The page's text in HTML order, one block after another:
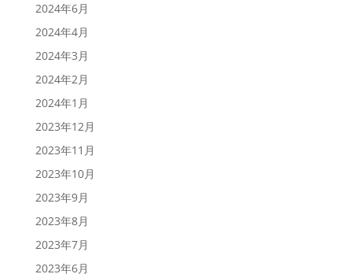
2024年6月
2024年4月
2024年3月
2024年2月
2024年1月
2023年12月
2023年11月
2023年10月
2023年9月
2023年8月
2023年7月
2023年6月